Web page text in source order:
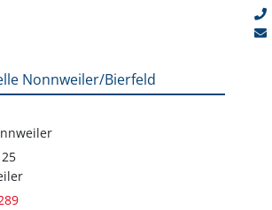
Nonnweiler/Bierfeld